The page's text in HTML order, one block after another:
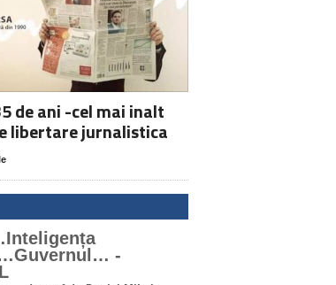
de ani -cel mai inalt
libertare jurnalistica
-